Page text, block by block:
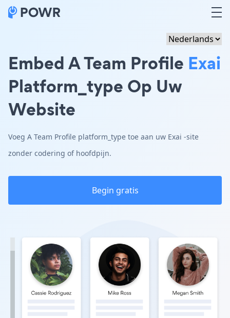
Embed A Team Profile Exai
Platform_type Op Uw
Website
Voeg A Team Profile platform_type toe aan uw Exai -site
zonder codering of hoofdpijn.
Begin gratis